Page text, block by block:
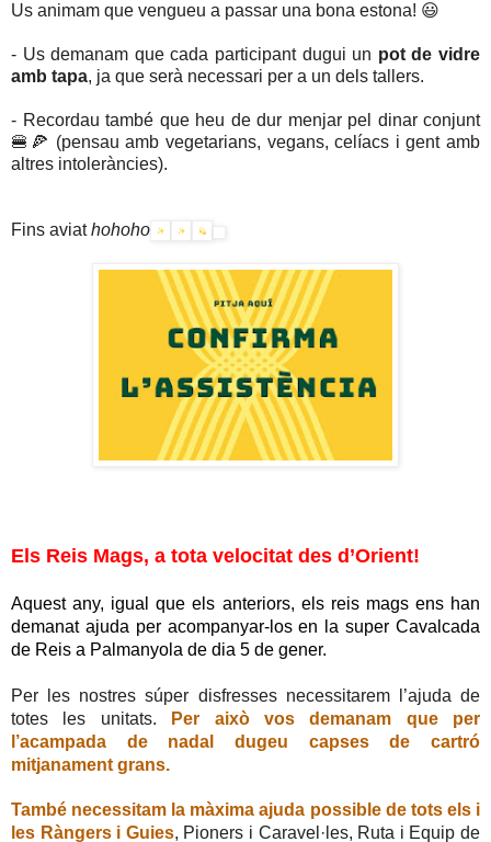
Us animam que vengueu a passar una bona estona! 😃
- Us demanam que cada participant dugui un pot de vidre
amb tapa, ja que serà necessari per a un dels tallers.
- Recordau també que heu de dur menjar pel dinar conjunt
🍔🍕 (pensau amb vegetarians, vegans, celíacs i gent amb
altres intoleràncies).
Fins aviathohoho
Els Reis Mags, a tota velocitat des d’Orient!
Aquest any, igual que els anteriors, els reis mags ens han
demanat ajuda per acompanyar-los en la super Cavalcada
de Reis a Palmanyola de dia 5 de gener.
Per les nostres súper disfresses necessitarem l’ajuda de
totes les unitats.
Per això vos demanam que per
l’acampada de nadal dugeu capses de cartró
mitjanament grans.
També necessitam la màxima ajuda possible de tots els i
les Ràngers i Guies, Pioners i Caravel·les, Ruta i Equip de